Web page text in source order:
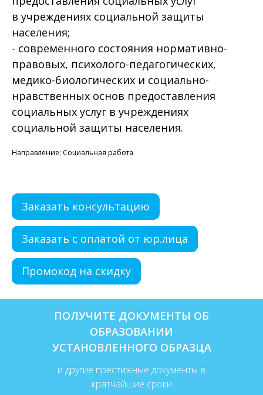
в учреждениях социальной защиты
населения;
- современного состояния нормативно-
правовых, психолого-педагогических,
медико-биологических и социально-
нравственных основ предоставления
социальных услуг в учреждениях
социальной защиты населения.
Направление: Социальная работа
Заказать консультацию
Заказать с оплатой от юр.лица
Промокод на скидку
и другие престижные документы в
кратчайшие сроки
ПОЛУЧИТЕ ДОКУМЕНТЫ ОБ
ОБРАЗОВАНИИ
УСТАНОВЛЕННОГО ОБРАЗЦА